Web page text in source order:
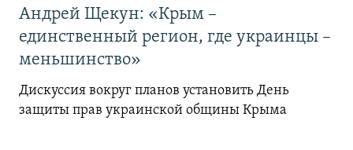
Андрей Щекун: «Крым –
единственный регион, где украинцы –
меньшинство»
Дискуссия вокруг планов установить День
защиты прав украинской общины Крыма